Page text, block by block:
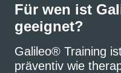
Für wen ist
geeignet?
Galileo® Training
präventiv wie